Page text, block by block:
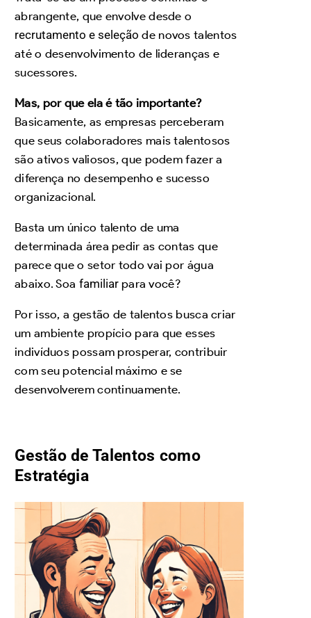
abrangente, que envolve desde o
recrutamento e seleção de novos talentos
até o desenvolvimento de lideranças e
sucessores.
Mas, por que ela é tão importante?
Basicamente, as empresas perceberam
que seus colaboradores mais talentosos
são ativos valiosos, que podem fazer a
diferença no desempenho e sucesso
organizacional.
Basta um único talento de uma
determinada área pedir as contas que
parece que o setor todo vai por água
abaixo. Soa familiarpara você?
Por isso, a gestão de talentos busca criar
um ambiente propício para que esses
indivíduos possam prosperar, contribuir
com seu potencial máximo e se
desenvolverem continuamente.
Gestão de Talentos como
Estratégia